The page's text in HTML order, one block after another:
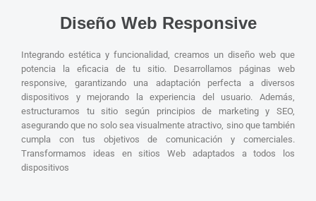
Diseño Web Responsive
Integrando estética y funcionalidad, creamos un diseño web que
potencia la eficacia de tu sitio. Desarrollamos páginas web
responsive, garantizando una adaptación perfecta a diversos
dispositivos y mejorando la experiencia del usuario. Además,
estructuramos tu sitio según principios de marketing y SEO,
asegurando que no solo sea visualmente atractivo, sino que también
cumpla con tus objetivos de comunicación y comerciales.
Transformamos ideas en sitios Web adaptados a todos los
dispositivos